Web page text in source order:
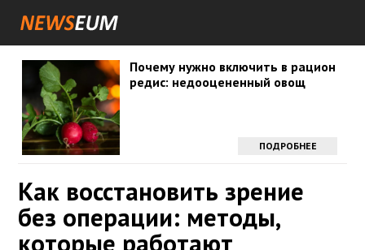
Почему нужно включить в рацион
редис: недооцененный овощ
ПОДРОБНЕЕ
Как восстановить зрение
без операции: методы,
которые работают